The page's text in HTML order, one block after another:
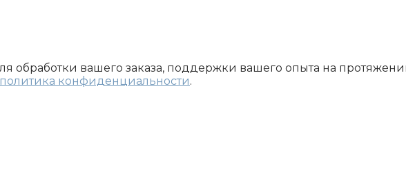
обработки вашего заказа, поддержки вашего опыта на
политика конфиденциальности.